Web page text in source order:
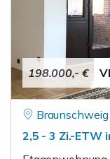
198.000,- €
2,5 - 3 Zi.-ETW